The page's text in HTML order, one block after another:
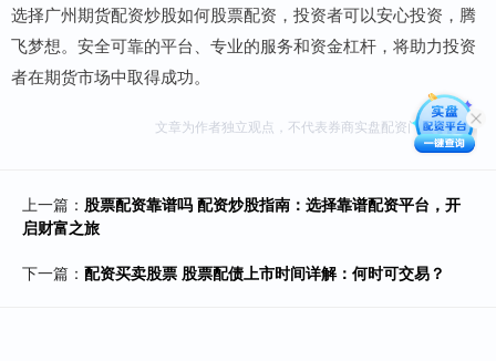
选择广州期货配资炒股如何股票配资，投资者可以安心投资，腾
飞梦想。安全可靠的平台、专业的服务和资金杠杆，将助力投资
者在期货市场中取得成功。
文章为作者独立观点，不代表券商实盘配资门户网观点
上一篇： 股票配资靠谱吗 配资炒股指南：选择靠谱配资平台，开
启财富之旅
下一篇： 配资买卖股票 股票配债上市时间详解：何时可交易？